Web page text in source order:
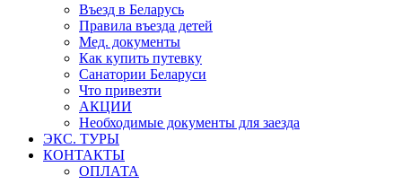
Въезд в Беларусь
Правила въезда детей
Мед. документы
Как купить путевку
Санатории Беларуси
Что привезти
АКЦИИ
Необходимые документы для заезда
ЭКС. ТУРЫ
КОНТАКТЫ
ОПЛАТА